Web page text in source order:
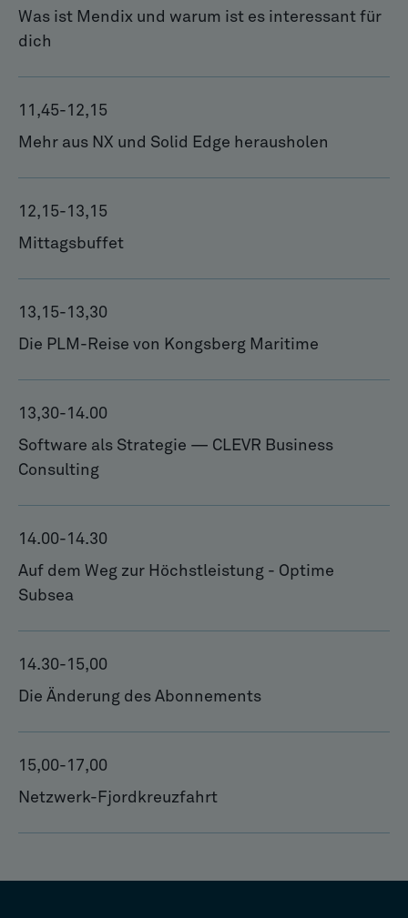
Was ist Mendix und warum ist es interessant für
dich
11,45-12,15
Mehr aus NX und Solid Edge herausholen
12,15-13,15
Mittagsbuffet
13,15-13,30
Die PLM-Reise von Kongsberg Maritime
13,30-14.00
Software als Strategie — CLEVR Business
Consulting
14.00-14.30
Auf dem Weg zur Höchstleistung - Optime
Subsea
14.30-15,00
Die Änderung des Abonnements
15,00-17,00
Netzwerk-Fjordkreuzfahrt